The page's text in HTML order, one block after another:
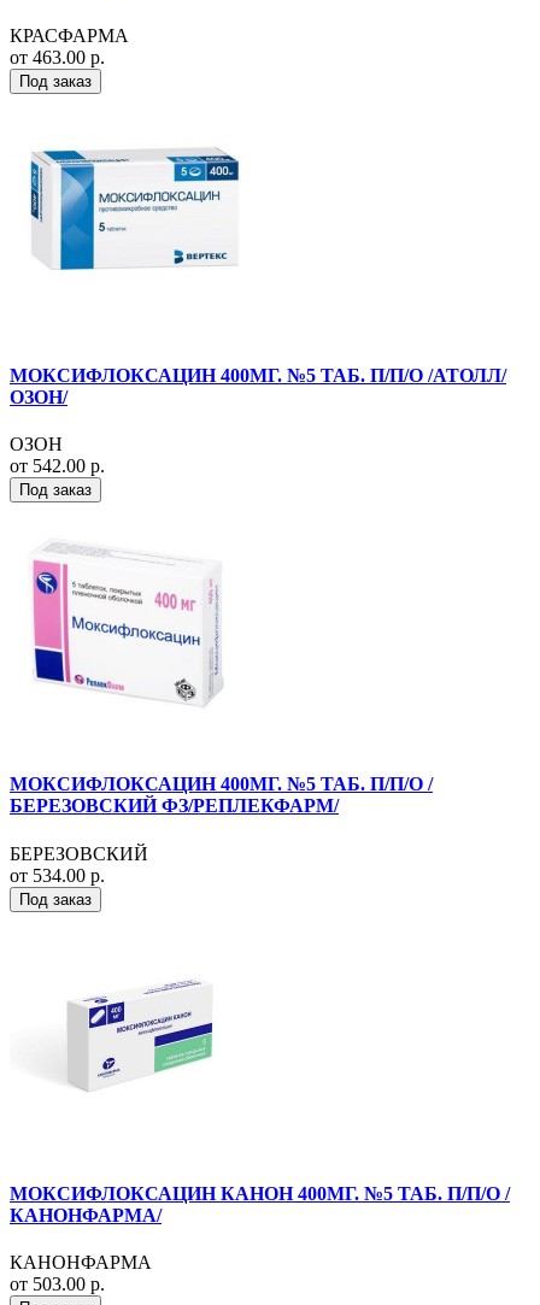
КРАСФАРМА
от 463.00 р.
Под заказ
МОКСИФЛОКСАЦИН 400МГ. №5 ТАБ. П/П/О /АТОЛЛ/
ОЗОН/
ОЗОН
от 542.00 р.
Под заказ
МОКСИФЛОКСАЦИН 400МГ. №5 ТАБ. П/П/О /
БЕРЕЗОВСКИЙ ФЗ/РЕПЛЕКФАРМ/
БЕРЕЗОВСКИЙ
от 534.00 р.
Под заказ
МОКСИФЛОКСАЦИН КАНОН 400МГ. №5 ТАБ. П/П/О /
КАНОНФАРМА/
КАНОНФАРМА
от 503.00 р.